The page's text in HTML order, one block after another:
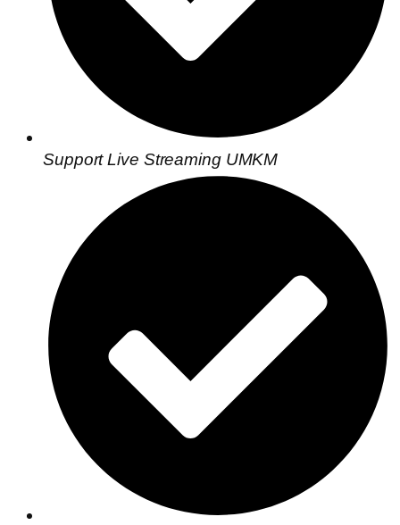
Support Live Streaming UMKM